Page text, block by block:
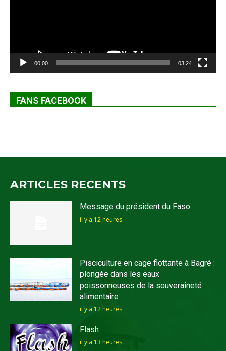
00:00 03:24
FANS FACEBOOK
ARTICLES RECENTS
Message du président du Faso
il y'a 12 heures
Pisciculture en cage flottante à Bagré :
plongée dans les eaux
poissonneuses de la souveraineté
alimentaire
il y'a 12 heures
Flash
il y'a 13 heures